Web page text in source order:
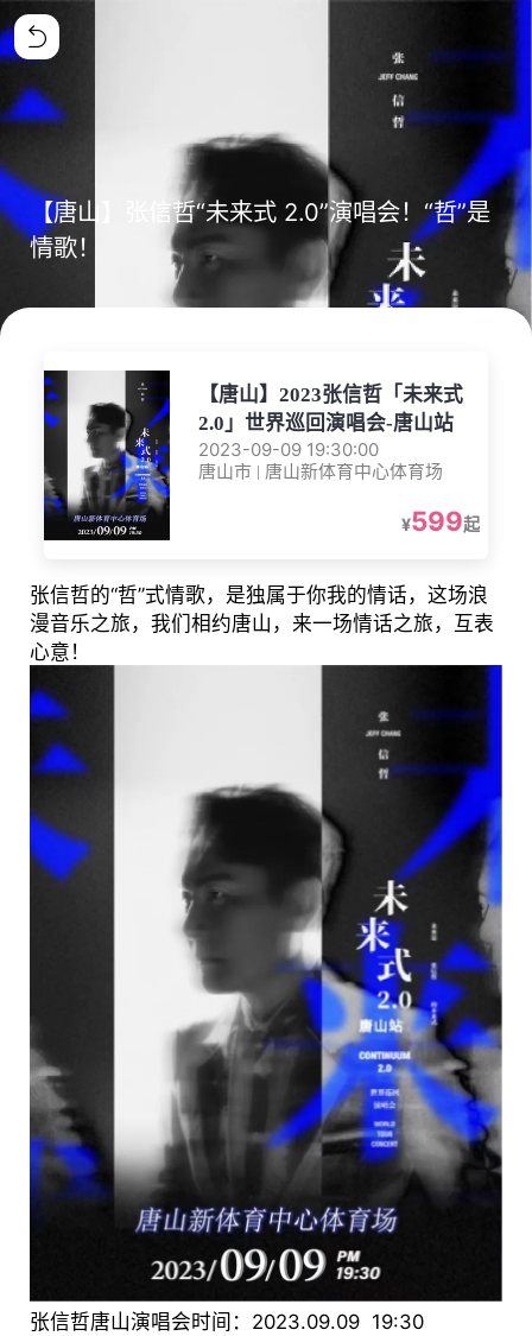
【唐山】张信哲“未来式 2.0”演唱会！“哲”是
情歌！
【唐山】2023张信哲「未来式
2.0」世界巡回演唱会-唐山站
2023-09-09 19:30:00
唐山市 | 唐山新体育中心体育场
¥599起
张信哲的“哲”式情歌，是独属于你我的情话，这场浪
漫音乐之旅，我们相约唐山，来一场情话之旅，互表
心意！
张信哲唐山演唱会时间：2023.09.09 19:30